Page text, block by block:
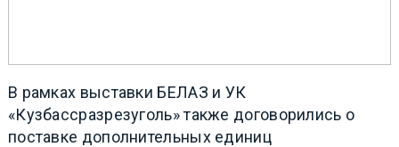
В рамках выставки БЕЛАЗ и УК
«Кузбассразрезуголь» также договорились о
поставке дополнительных единиц